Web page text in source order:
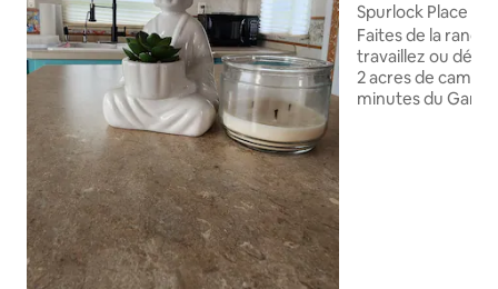
Spurlock Place -
Shawnee
Faites de la
travaillez ou
2 acres de
minutes du